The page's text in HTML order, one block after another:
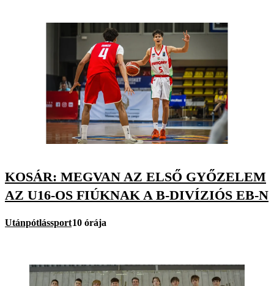
KOSÁR: MEGVAN AZ ELSŐ GYŐZELEM
AZ U16-OS FIÚKNAK A B-DIVÍZIÓS EB-N
Utánpótlássport10 órája